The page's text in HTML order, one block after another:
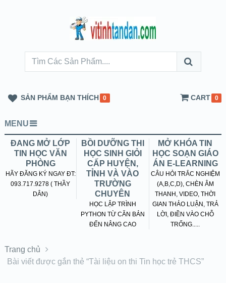
SẢN PHẨM BẠN THÍCH 0 CART 0
MENU
ĐANG MỞ LỚP
TIN HỌC VĂN
PHÒNG
HÃY ĐĂNG KÝ NGAY ĐT:
093.717.9278 ( THẦY
DÂN)
BỒI DƯỠNG THI
HỌC SINH GIỎI
CẤP HUYỆN,
TỈNH VÀ VÀO
TRƯỜNG
CHUYÊN
HỌC LẬP TRÌNH
PYTHON TỪ CĂN BẢN
ĐẾN NÂNG CAO
MỞ KHÓA TIN
HỌC SOẠN GIÁO
ÁN E-LEARNING
CÂU HỎI TRẮC NGHIỆM
(A,B,C,D), CHÈN ÂM
THANH, VIDEO, THỜI
GIAN THẢO LUẬN, TRẢ
LỜI, ĐIỀN VÀO CHỖ
TRỐNG.....
Trang chủ
Bài viết được gắn thẻ “Tài liệu on thi Tin học trẻ THCS”